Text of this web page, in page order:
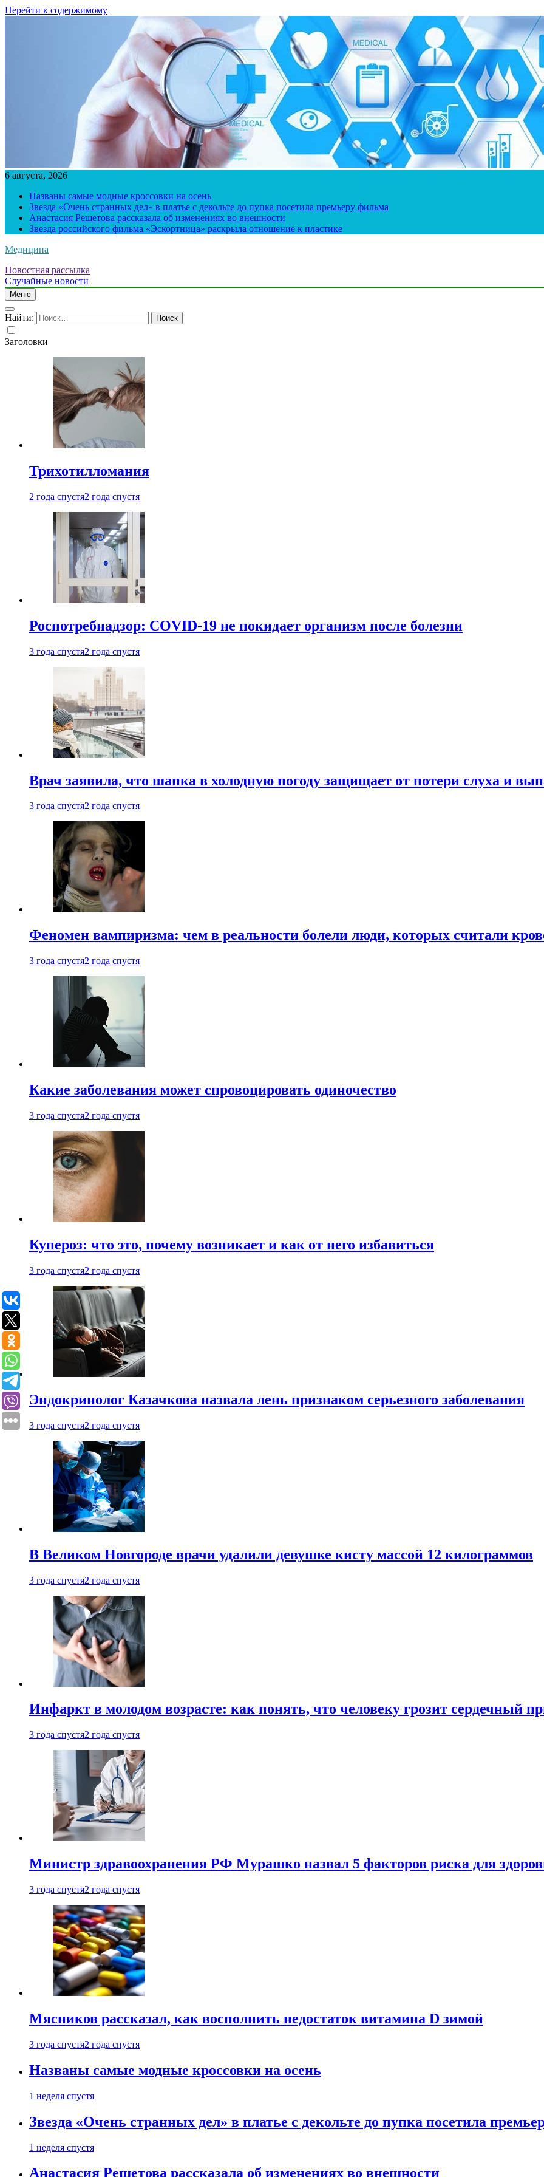
Перейти к содержимому
6 августа, 2026
Названы самые модные кроссовки на осень
Звезда «Очень странных дел» в платье с декольте до пупка посетила премьеру фильма
Анастасия Решетова рассказала об изменениях во внешности
Звезда российского фильма «Эскортница» раскрыла отношение к пластике
Медицина
Новостная рассылка
Случайные новости
Меню
Найти:
Заголовки
Трихотилломания
2 года спустя2 года спустя
Роспотребнадзор: COVID-19 не покидает организм после болезни
3 года спустя2 года спустя
Врач заявила, что шапка в холодную погоду защищает от потери слуха и
3 года спустя2 года спустя
Феномен вампиризма: чем в реальности болели люди, которых считали
3 года спустя2 года спустя
Какие заболевания может спровоцировать одиночество
3 года спустя2 года спустя
Купероз: что это, почему возникает и как от него избавиться
3 года спустя2 года спустя
Эндокринолог Казачкова назвала лень признаком серьезного заболевания
3 года спустя2 года спустя
В Великом Новгороде врачи удалили девушке кисту массой 12 килограммов
3 года спустя2 года спустя
Инфаркт в молодом возрасте: как понять, что человеку грозит сердечный
3 года спустя2 года спустя
Министр здравоохранения РФ Мурашко назвал 5 факторов риска для
3 года спустя2 года спустя
Мясников рассказал, как восполнить недостаток витамина D зимой
3 года спустя2 года спустя
Названы самые модные кроссовки на осень
1 неделя спустя
Звезда «Очень странных дел» в платье с декольте до пупка посетила
1 неделя спустя
Анастасия Решетова рассказала об изменениях во внешности